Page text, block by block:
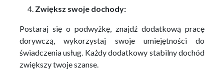
Zwiększ swoje dochody:
Postaraj się o podwyżkę, znajdź dodatkową pracę
dorywczą, wykorzystaj swoje umiejętności do
świadczenia usług. Każdy dodatkowy stabilny dochód
zwiększy twoje szanse.